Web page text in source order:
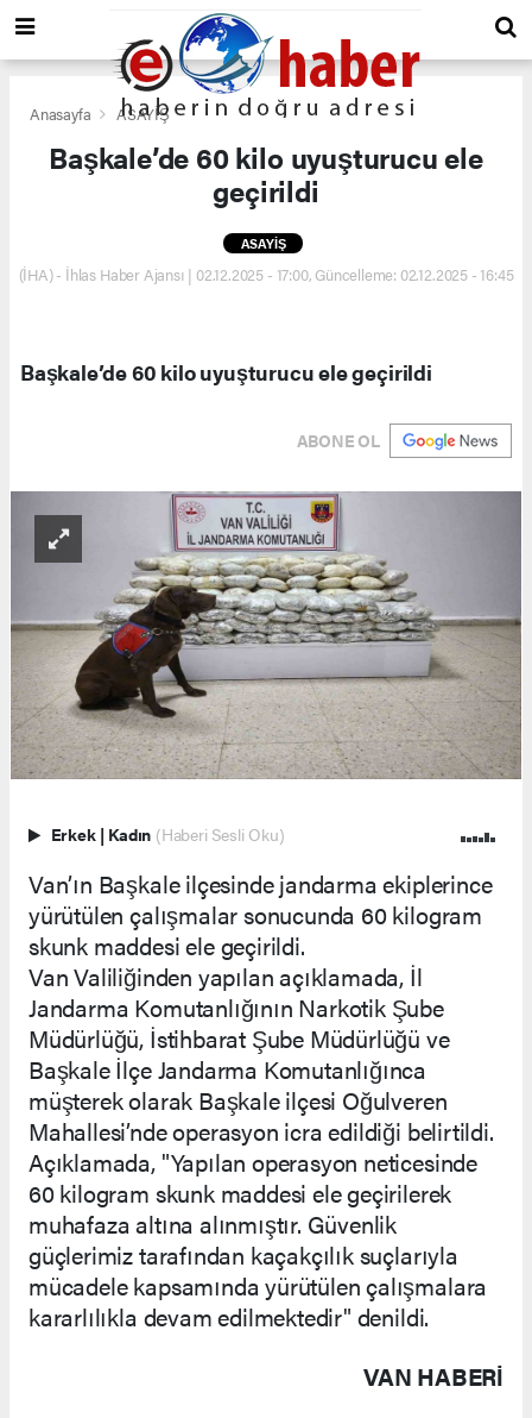
Anasayfa ASAYİŞ
Başkale’de 60 kilo uyuşturucu ele
geçirildi
ASAYİŞ
(İHA) - İhlas Haber Ajansı | 02.12.2025 - 17:00, Güncelleme: 02.12.2025 - 16:45
Başkale’de 60 kilo uyuşturucu ele geçirildi
ABONE OL
Erkek | Kadın (Haberi Sesli Oku)
Van’ın Başkale ilçesinde jandarma ekiplerince
yürütülen çalışmalar sonucunda 60 kilogram
skunk maddesi ele geçirildi.
Van Valiliğinden yapılan açıklamada, İl
Jandarma Komutanlığının Narkotik Şube
Müdürlüğü, İstihbarat Şube Müdürlüğü ve
Başkale İlçe Jandarma Komutanlığınca
müşterek olarak Başkale ilçesi Oğulveren
Mahallesi’nde operasyon icra edildiği belirtildi.
Açıklamada, "Yapılan operasyon neticesinde
60 kilogram skunk maddesi ele geçirilerek
muhafaza altına alınmıştır. Güvenlik
güçlerimiz tarafından kaçakçılık suçlarıyla
mücadele kapsamında yürütülen çalışmalara
kararlılıkla devam edilmektedir" denildi.
VAN HABERİ